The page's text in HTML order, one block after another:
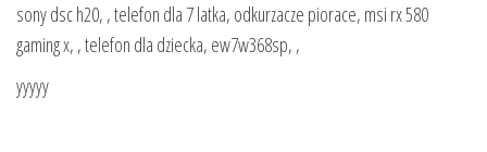
sony dsc h20, , telefon dla 7 latka, odkurzacze piorace, msi rx 580
gaming x, , telefon dla dziecka, ew7w368sp, ,
yyyyy